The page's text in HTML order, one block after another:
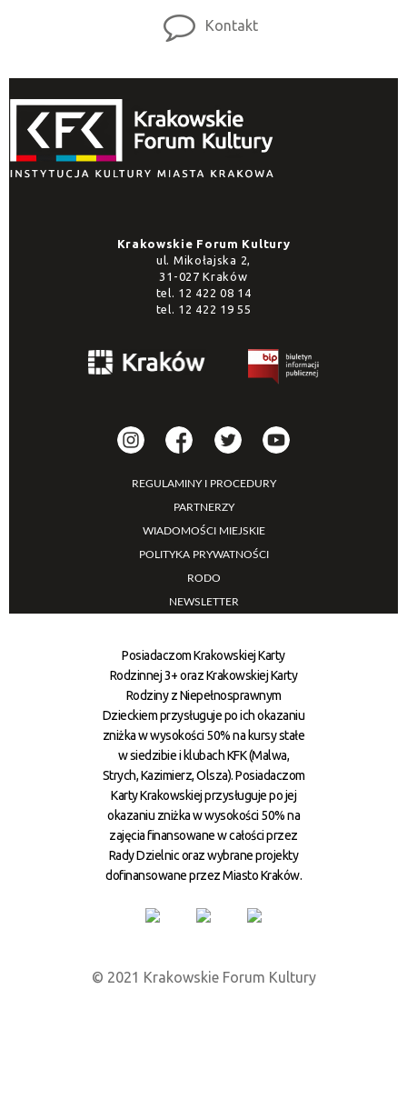
Kontakt
Krakowskie Forum Kultury
ul. Mikołajska 2,
31-027 Kraków
tel. 12 422 08 14
tel. 12 422 19 55
REGULAMINY I PROCEDURY
PARTNERZY
WIADOMOŚCI MIEJSKIE
POLITYKA PRYWATNOŚCI
RODO
NEWSLETTER
Posiadaczom Krakowskiej Karty
Rodzinnej 3+ oraz Krakowskiej Karty
Rodziny z Niepełnosprawnym
Dzieckiem przysługuje po ich okazaniu
zniżka w wysokości 50% na kursy stałe
w siedzibie i klubach KFK (Malwa,
Strych, Kazimierz, Olsza). Posiadaczom
Karty Krakowskiej przysługuje po jej
okazaniu zniżka w wysokości 50% na
zajęcia finansowane w całości przez
Rady Dzielnic oraz wybrane projekty
dofinansowane przez Miasto Kraków.
© 2021 Krakowskie Forum Kultury